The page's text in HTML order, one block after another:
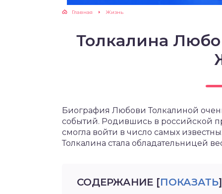
Главная Жизнь
Толкалина
Биография Любови Толкалиной
событий. Родившись в российской
смогла войти в число самых
Толкалина стала обладательницей
СОДЕРЖАНИЕ [ПОКАЗАТЬ]